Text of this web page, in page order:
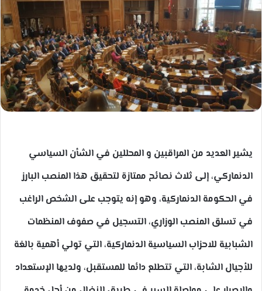
يشير العديد من المراقبين و المحللين في الشأن السياسي
الدنماركي، إلى ثلاث نصائح ممتازة لتحقيق هذا المنصب البارز
في الحكومة الدنماركية، وهو إنه يتوجب على الشخص الراغب
في تسلق المنصب الوزاري، التسجيل في صفوف المنظمات
الشبابية للاحزاب السياسية الدنماركية، التي تولي أهمية بالغة
للأجيال الشابة، التي تتطلع دائما للمستقبل، ولديها الإستعداد